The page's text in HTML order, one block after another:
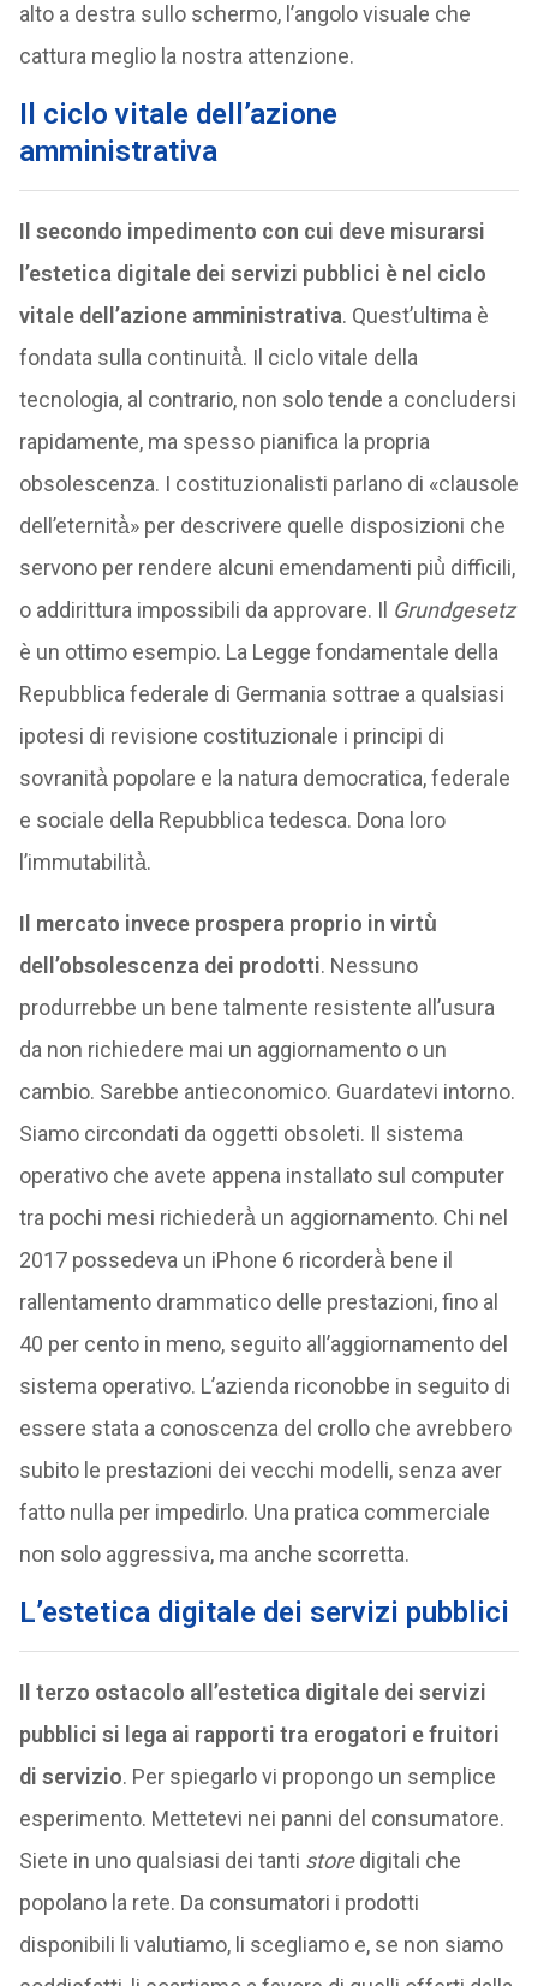
alto a destra sullo schermo, l’angolo visuale che
cattura meglio la nostra attenzione.
Il ciclo vitale dell’azione
amministrativa
Il secondo impedimento con cui deve misurarsi
l’estetica digitale dei servizi pubblici è nel ciclo
vitale dell’azione amministrativa. Quest’ultima è
fondata sulla continuità̀. Il ciclo vitale della
tecnologia, al contrario, non solo tende a concludersi
rapidamente, ma spesso pianifica la propria
obsolescenza. I costituzionalisti parlano di «clausole
dell’eternità̀» per descrivere quelle disposizioni che
servono per rendere alcuni emendamenti più̀ difficili,
o addirittura impossibili da approvare. Il Grundgesetz
è un ottimo esempio. La Legge fondamentale della
Repubblica federale di Germania sottrae a qualsiasi
ipotesi di revisione costituzionale i principi di
sovranità̀ popolare e la natura democratica, federale
e sociale della Repubblica tedesca. Dona loro
l’immutabilità̀.
Il mercato invece prospera proprio in virtù̀
dell’obsolescenza dei prodotti. Nessuno
produrrebbe un bene talmente resistente all’usura
da non richiedere mai un aggiornamento o un
cambio. Sarebbe antieconomico. Guardatevi intorno.
Siamo circondati da oggetti obsoleti. Il sistema
operativo che avete appena installato sul computer
tra pochi mesi richiederà̀ un aggiornamento. Chi nel
2017 possedeva un iPhone 6 ricorderà̀ bene il
rallentamento drammatico delle prestazioni, fino al
40 per cento in meno, seguito all’aggiornamento del
sistema operativo. L’azienda riconobbe in seguito di
essere stata a conoscenza del crollo che avrebbero
subito le prestazioni dei vecchi modelli, senza aver
fatto nulla per impedirlo. Una pratica commerciale
non solo aggressiva, ma anche scorretta.
L’estetica digitale dei servizi pubblici
Il terzo ostacolo all’estetica digitale dei servizi
pubblici si lega ai rapporti tra erogatori e fruitori
di servizio. Per spiegarlo vi propongo un semplice
esperimento. Mettetevi nei panni del consumatore.
Siete in uno qualsiasi dei tanti storedigitali che
popolano la rete. Da consumatori i prodotti
disponibili li valutiamo, li scegliamo e, se non siamo